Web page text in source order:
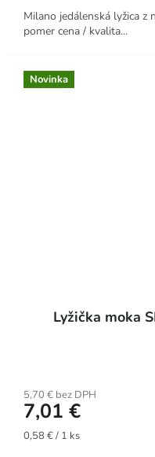
Milano jedálenská lyžica z
pomer cena / kvalita...
Novinka
Lyžička moka
5,70 € bez DPH
7,01 €
Jednotková
0,58 € / 1 ks